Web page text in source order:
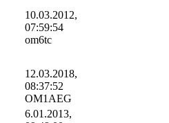
10.03.2012,
07:59:54
om6tc
12.03.2018,
08:37:52
OM1AEG
6.01.2013,